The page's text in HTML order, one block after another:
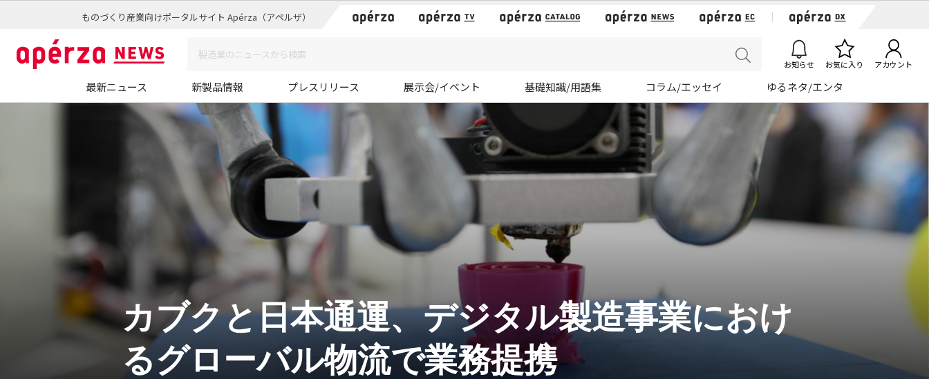
ものづくり産業向けポータルサイト Apérza（アペルザ）
お知らせ お気に入り アカウント
最新ニュース 新製品情報 プレスリリース 展示会/イベント 基礎知識/用語集 コラム/エッセイ ゆるネタ/エンタ
カブクと日本通運、デジタル製造事業におけ
るグローバル物流で業務提携